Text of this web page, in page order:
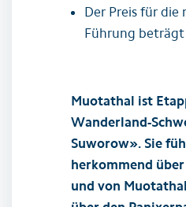
Der Preis für
Führung beträgt
Muotathal ist
Wanderland-
Suworow». Sie
herkommend
und von